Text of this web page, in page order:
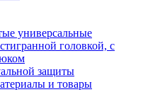
универсальные
головкой, с
защиты
и товары